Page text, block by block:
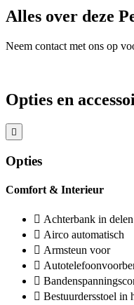
Alles over deze
Neem contact met ons op
Opties en
Opties
Comfort & Interieur
Achterbank in
Airco automatisch
Armsteun voor
Bestuurdersstoel in